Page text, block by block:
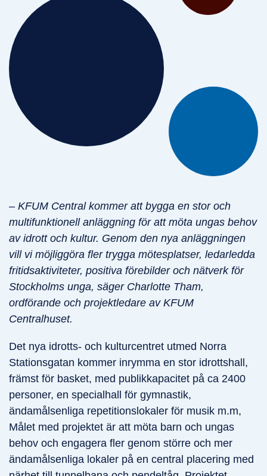
– KFUM Central kommer att bygga en stor och
multifunktionell anläggning för att möta ungas behov
av idrott och kultur. Genom den nya anläggningen
vill vi möjliggöra fler trygga mötesplatser, ledarledda
fritidsaktiviteter, positiva förebilder och nätverk för
Stockholms unga, säger Charlotte Tham,
ordförande och projektledare av KFUM
Centralhuset.
Det nya idrotts- och kulturcentret utmed Norra
Stationsgatan kommer inrymma en stor idrottshall,
främst för basket, med publikkapacitet på ca 2400
personer, en specialhall för gymnastik,
ändamålsenliga repetitionslokaler för musik m.m,
Målet med projektet är att möta barn och ungas
behov och engagera fler genom större och mer
ändamålsenliga lokaler på en central placering med